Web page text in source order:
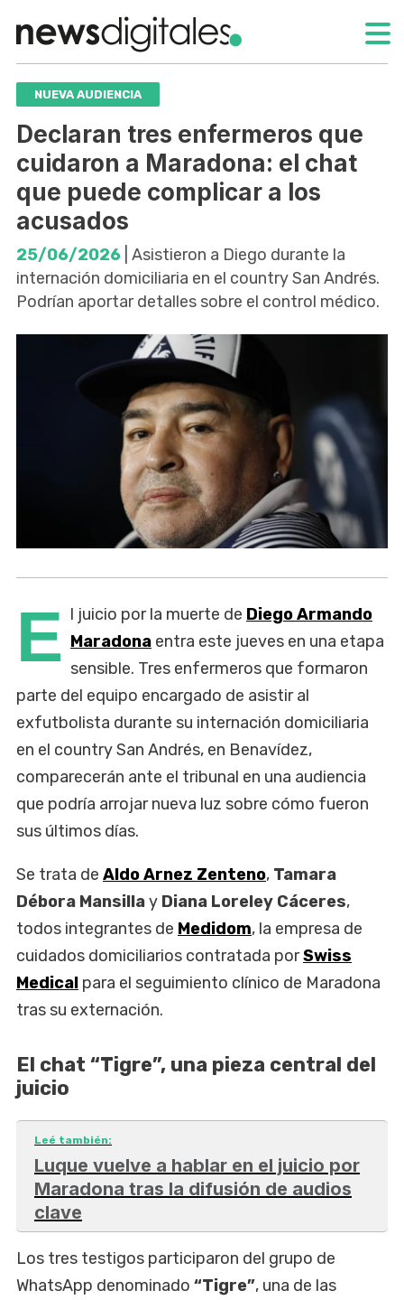
NUEVA AUDIENCIA
Declaran tres enfermeros que
cuidaron a Maradona: el chat
que puede complicar a los
acusados
25/06/2026 | Asistieron a Diego durante la
internación domiciliaria en el country San Andrés.
Podrían aportar detalles sobre el control médico.
E l juicio por la muerte de Diego Armando
Maradona entra este jueves en una etapa
sensible. Tres enfermeros que formaron
parte del equipo encargado de asistir al
exfutbolista durante su internación domiciliaria
en el country San Andrés, en Benavídez,
comparecerán ante el tribunal en una audiencia
que podría arrojar nueva luz sobre cómo fueron
sus últimos días.
Se trata de Aldo Arnez Zenteno, Tamara
Débora Mansillay Diana Loreley Cáceres,
todos integrantes de Medidom, la empresa de
cuidados domiciliarios contratada porSwiss
Medical para el seguimiento clínico de Maradona
tras su externación.
El chat “Tigre”, una pieza central del
juicio
Leé también:
Luque vuelve a hablar en el juicio por
Maradona tras la difusión de audios
clave
Los tres testigos participaron del grupo de
WhatsApp denominado “Tigre”, una de las